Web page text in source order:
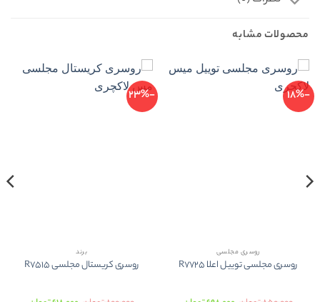
محصولات مشابه
-18%
روسری مجلسی
روسری مجلسی توییل اعلا R7725
-23%
برند
روسری کریستال مجلسی R7515